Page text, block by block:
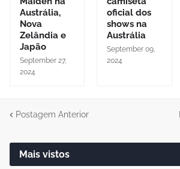
Austrália,
Nova
Zelândia e
Japão
September 27,
2024
oficial dos
shows na
Austrália
September 09,
2024
Postagem Anterior
Mais vistos